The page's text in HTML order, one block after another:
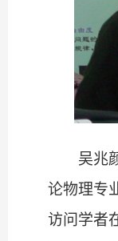
吴兆
论物理专
访问学者